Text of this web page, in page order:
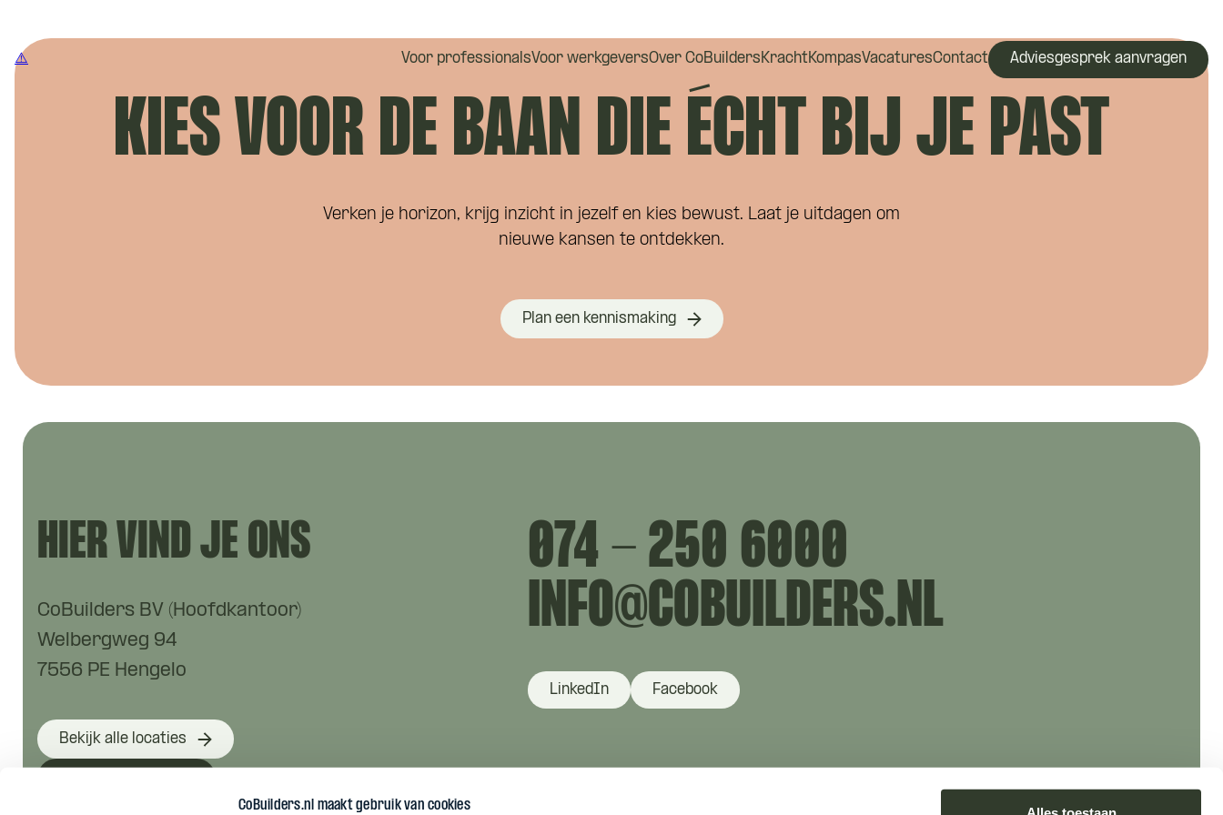
CoBuilders.nl maakt gebruik van cookies
Voor professionalsVoor werkgeversOver CoBuildersKrachtKompasVacaturesContact Adviesgesprek aanvragen
KIES VOOR DE BAAN DIE ÉCHT BIJ JE PAST
Verken je horizon, krijg inzicht in jezelf en kies bewust. Laat je uitdagen om
nieuwe kansen te ontdekken.
Plan een kennismaking
HIER VIND JE ONS
CoBuilders BV (Hoofdkantoor)
Welbergweg 94
7556 PE Hengelo
Bekijk alle locaties
074 - 250 6000
INFO@COBUILDERS.NL
LinkedIn Facebook